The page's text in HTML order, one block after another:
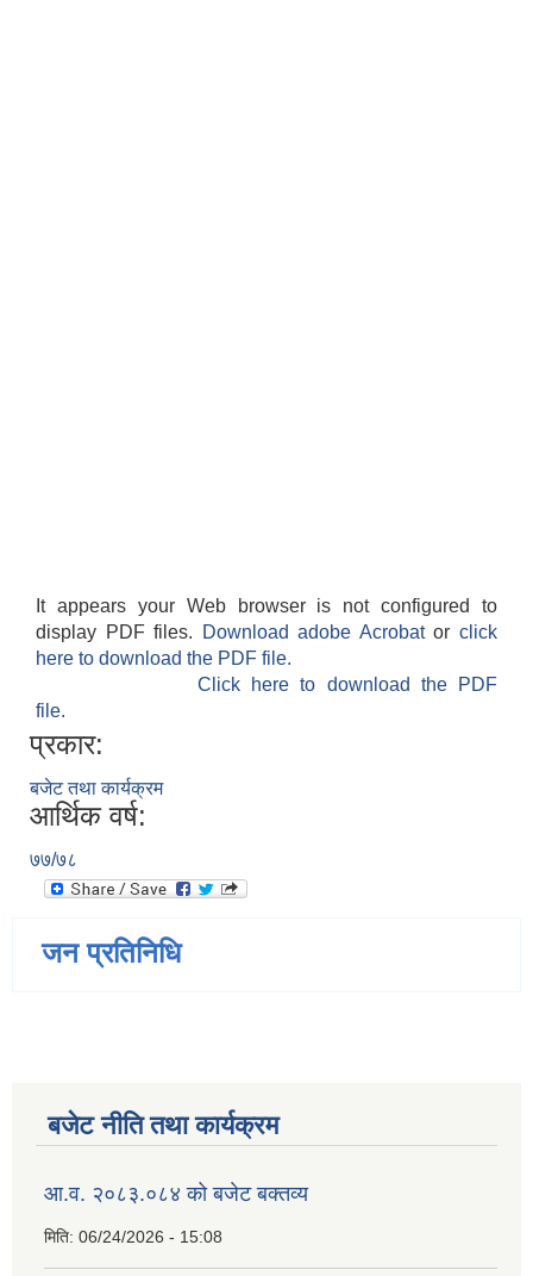
It appears your Web browser is not configured to
display PDF files.
Download adobe Acrobatorclick
here to download the PDF file.
Click here to download the PDF
file.
प्रकार:
बजेट तथा कार्यक्रम
आर्थिक वर्ष:
७७/७८
जन प्रतिनिधि
बजेट नीति तथा कार्यक्रम
आ.व. २०८३.०८४ को बजेट बक्तव्य
मिति: 06/24/2026 - 15:08